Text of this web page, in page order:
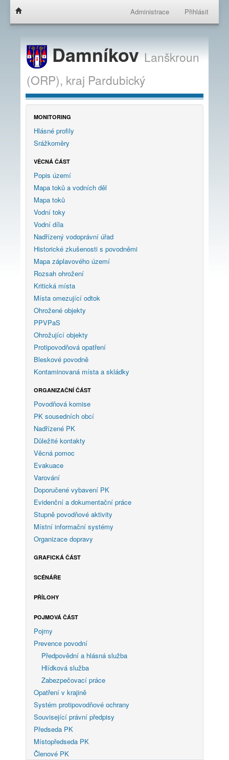
Administrace Přihlásit
DamníkovLanškroun
(ORP), kraj Pardubický
MONITORING
Hlásné profily
Srážkoměry
VĚCNÁ ČÁST
Popis území
Mapa toků a vodních děl
Mapa toků
Vodní toky
Vodní díla
Nadřízený vodoprávní úřad
Historické zkušenosti s povodněmi
Mapa záplavového území
Rozsah ohrožení
Kritická místa
Místa omezující odtok
Ohrožené objekty
PPVPaS
Ohrožující objekty
Protipovodňová opatření
Bleskové povodně
Kontaminovaná místa a skládky
ORGANIZAČNÍ ČÁST
Povodňová komise
PK sousedních obcí
Nadřízené PK
Důležité kontakty
Věcná pomoc
Evakuace
Varování
Doporučené vybavení PK
Evidenční a dokumentační práce
Stupně povodňové aktivity
Místní informační systémy
Organizace dopravy
GRAFICKÁ ČÁST
SCÉNÁŘE
PŘÍLOHY
POJMOVÁ ČÁST
Pojmy
Prevence povodní
Předpovědní a hlásná služba
Hlídková služba
Zabezpečovací práce
Opatření v krajině
Systém protipovodňové ochrany
Související právní předpisy
Předseda PK
Místopředseda PK
Členové PK